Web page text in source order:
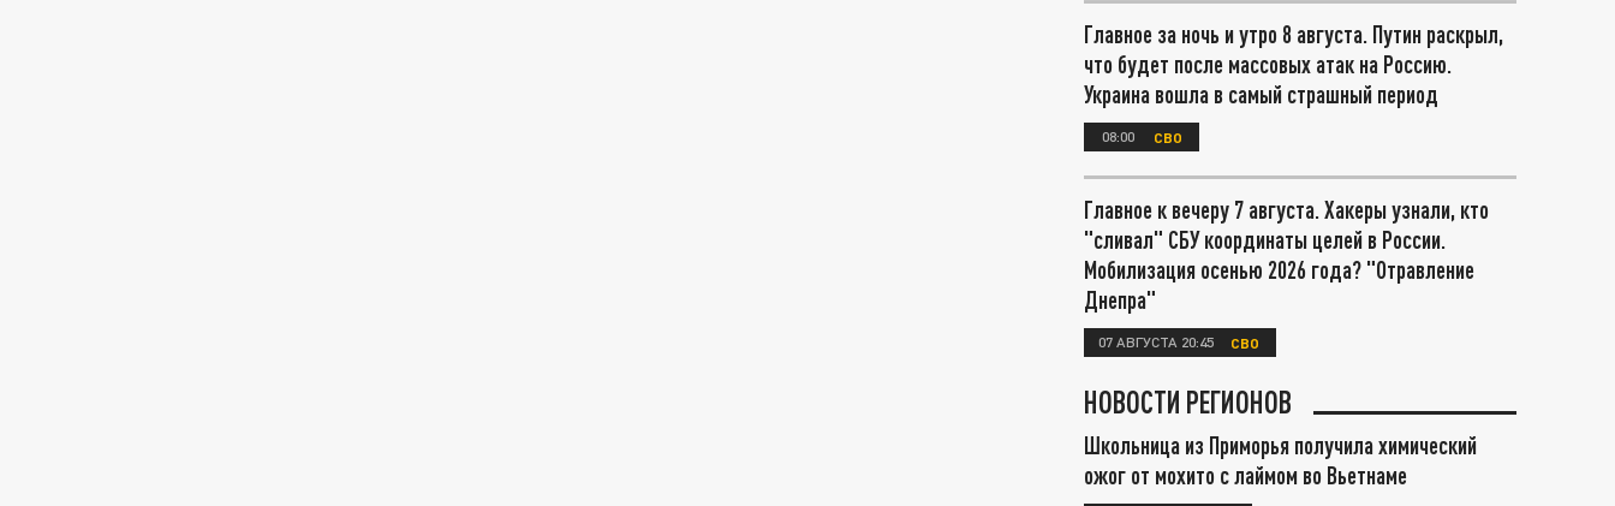
Главное за ночь и утро 8 августа. Путин раскрыл,
что будет после массовых атак на Россию.
Украина вошла в самый страшный период
08:00 СВО
Главное к вечеру 7 августа. Хакеры узнали, кто
"сливал" СБУ координаты целей в России.
Мобилизация осенью 2026 года? "Отравление
Днепра"
07 АВГУСТА 20:45 СВО
НОВОСТИ РЕГИОНОВ
Школьница из Приморья получила химический
ожог от мохито с лаймом во Вьетнаме